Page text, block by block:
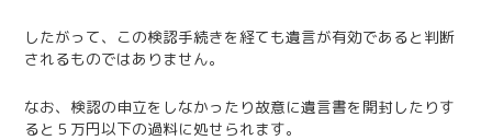
したがって、この検認手続きを経ても遺言が有効であると判断
されるものではありません。
なお、検認の申立をしなかったり故意に遺言書を開封したりす
ると５万円以下の過料に処せられます。